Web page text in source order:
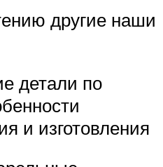
другие наши
детали по
и изготовления